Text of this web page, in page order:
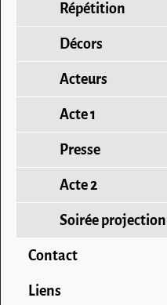
Répétition
Décors
Acteurs
Acte 1
Presse
Acte 2
Soirée projection
Contact
Liens